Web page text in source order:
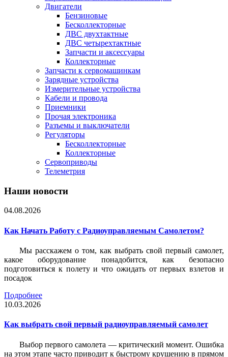
Двигатели
Бензиновые
Бесколлекторные
ДВС двухтактные
ДВС четырехтактные
Запчасти и аксессуары
Коллекторные
Запчасти к сервомашинкам
Зарядные устройства
Измерительные устройства
Кабели и провода
Приемники
Прочая электроника
Разъемы и выключатели
Регуляторы
Бесколлекторные
Коллекторные
Сервоприводы
Телеметрия
Наши новости
04.08.2026
Как Начать Работу с Радиоуправляемым Самолетом?
Мы расскажем о том, как выбрать свой первый самолет,
какое оборудование понадобится, как безопасно
подготовиться к полету и что ожидать от первых взлетов и
посадок
Подробнее
10.03.2026
Как выбрать свой первый радиоуправляемый самолет
Выбор первого самолета — критический момент. Ошибка
на этом этапе часто приводит к быстрому крушению в прямом